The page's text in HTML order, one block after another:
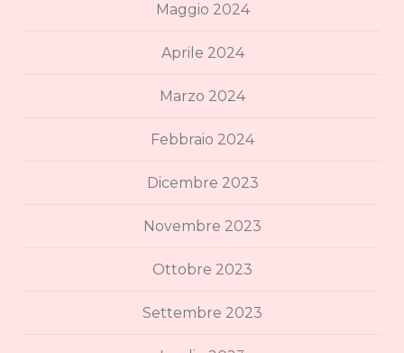
Maggio 2024
Aprile 2024
Marzo 2024
Febbraio 2024
Dicembre 2023
Novembre 2023
Ottobre 2023
Settembre 2023